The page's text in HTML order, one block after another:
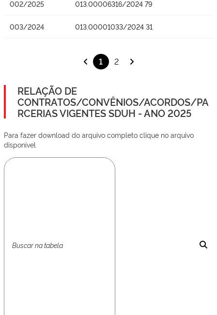
002/2025 013.00006316/2024 79
003/2024 013.00001033/2024 31
1 2
RELAÇÃO DE
CONTRATOS/CONVÊNIOS/ACORDOS/PA
RCERIAS VIGENTES SDUH - ANO 2025
Para fazer download do arquivo completo clique no arquivo
disponível